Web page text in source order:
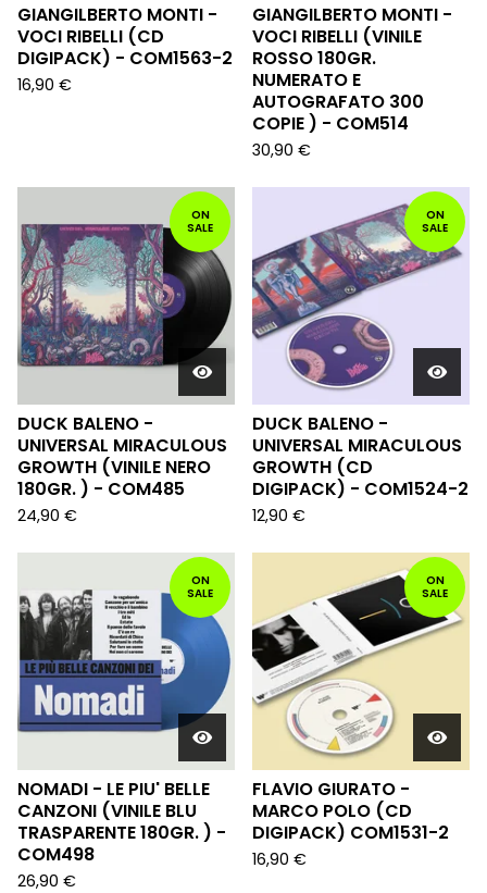
GIANGILBERTO MONTI -
VOCI RIBELLI (CD
DIGIPACK) - COM1563-2
16,90 €
GIANGILBERTO MONTI -
VOCI RIBELLI (VINILE
ROSSO 180GR.
NUMERATO E
AUTOGRAFATO 300
COPIE ) - COM514
30,90 €
ON
SALE
DUCK BALENO -
UNIVERSAL MIRACULOUS
GROWTH (VINILE NERO
180GR. ) - COM485
24,90 €
ON
SALE
DUCK BALENO -
UNIVERSAL MIRACULOUS
GROWTH (CD
DIGIPACK) - COM1524-2
12,90 €
ON
SALE
NOMADI - LE PIU' BELLE
CANZONI (VINILE BLU
TRASPARENTE 180GR. ) -
COM498
26,90 €
ON
SALE
FLAVIO GIURATO -
MARCO POLO (CD
DIGIPACK) COM1531-2
16,90 €